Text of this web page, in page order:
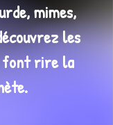
mimes,
les
rire la